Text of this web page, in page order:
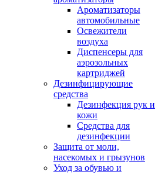
Ароматизаторы
автомобильные
Освежители
воздуха
Диспенсеры для
аэрозольных
картриджей
Дезинфицирующие
средства
Дезинфекция рук и
кожи
Средства для
дезинфекции
Защита от моли,
насекомых и грызунов
Уход за обувью и